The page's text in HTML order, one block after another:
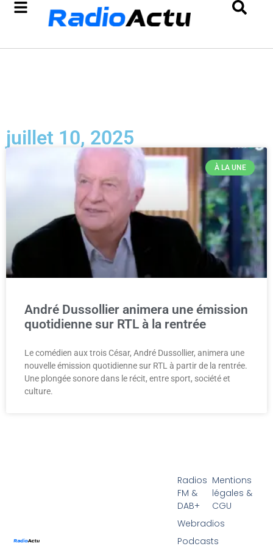
juillet 10, 2025
À LA UNE
André Dussollier animera une émission
quotidienne sur RTL à la rentrée
Le comédien aux trois César, André Dussollier, animera une
nouvelle émission quotidienne sur RTL à partir de la rentrée.
Une plongée sonore dans le récit, entre sport, société et
culture.
Radios
FM &
DAB+
Webradios
Podcasts
Mentions
légales &
CGU